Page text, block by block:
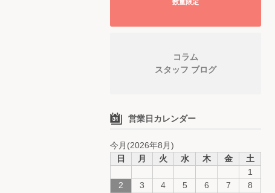
数量限定
コラム
スタッフ ブログ
営業日カレンダー
今月(2026年8月)
日
月 火 水 木 金
土
1
2
3 4 5 6 7
8